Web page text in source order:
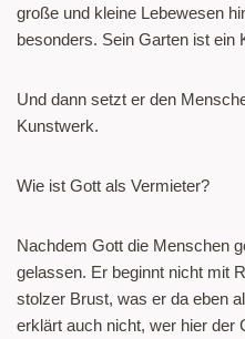
große und kleine Lebewesen
besonders. Sein Garten ist ein
Und dann setzt er den
Kunstwerk.
Wie ist Gott als Vermieter?
Nachdem Gott die Menschen
gelassen. Er beginnt nicht mit
stolzer Brust, was er da eben
erklärt auch nicht, wer hier der